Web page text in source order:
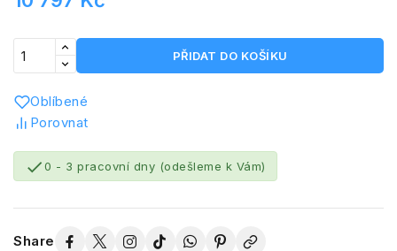
PŘIDAT DO KOŠÍKU
Oblíbené
Porovnat
0 - 3 pracovní dny (odešleme k Vám)
Share